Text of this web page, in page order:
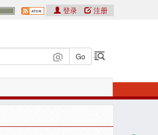
登录 注册